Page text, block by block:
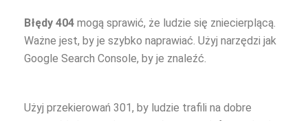
Błędy 404mogą sprawić, że ludzie się zniecierplącą.
Ważne jest, by je szybko naprawiać. Użyj narzędzi jak
Google Search Console, by je znaleźć.
Użyj przekierowań 301, by ludzie trafili na dobre